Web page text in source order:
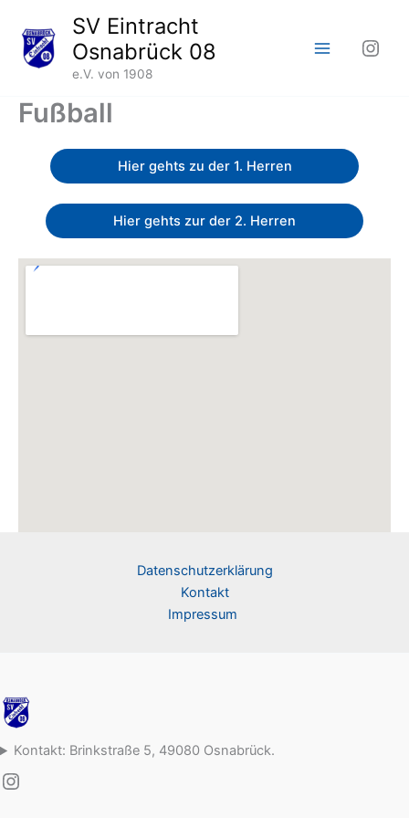
Inhalt
springen
SV Eintracht
Osnabrück 08
e.V. von 1908
Fußball
Hier gehts zu der 1. Herren
Hier gehts zur der 2. Herren
Datenschutzerklärung
Kontakt
Impressum
Kontakt: Brinkstraße 5, 49080 Osnabrück.
Instagram